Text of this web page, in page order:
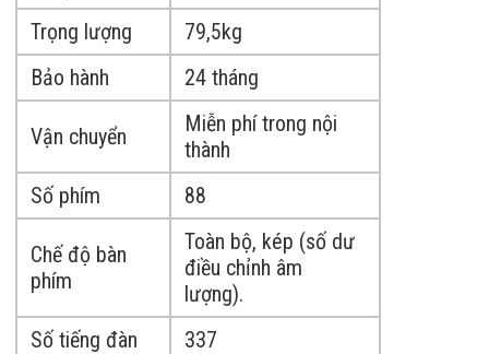
Trọng lượng
79,5kg
Bảo hành
24 tháng
Vận chuyển
Miễn phí trong nội
thành
Số phím
88
Chế độ bàn
phím
Toàn bộ, kép (số dư
điều chỉnh âm
lượng).
Số tiếng đàn
337